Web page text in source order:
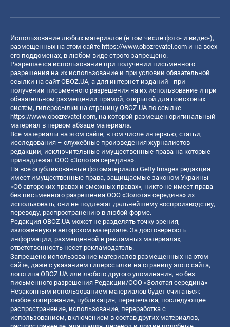
Использование любых материалов (в том числе фото- и видео-),
размещенных на этом сайте https://www.obozrevatel.com и на всех
его поддоменах, в любом виде строго запрещено.
Разрешается использование при получении письменного
разрешения на их использование и при условии обязательной
ссылки на сайт OBOZ.UA, а для интернет-изданий - при
получении письменного разрешения на их использование и при
обязательном размещении прямой, открытой для поисковых
систем, гиперссылки на страницу OBOZ.UA по ссылке
https://www.obozrevatel.com, на которой размещен оригинальный
материал в первом абзаце материала.
Все материалы на этом сайте, в том числе интервью, статьи,
исследования – служебные произведения журналистов
редакции, исключительные имущественные права на которые
принадлежат ООО «Золотая середина».
На все опубликованные фотоматериалы Getty Images редакция
имеет имущественные права, защищаемые законом Украины
«Об авторских правах и смежных правах», никто не имеет права
без письменного разрешения ООО «Золотая середина» их
использовать, они не подлежат дальнейшему воспроизводству,
переводу, распространению в любой форме.
Редакция OBOZ.UA может не разделять точку зрения,
изложенную в авторском материале. За достоверность
информации, размещенной в рекламных материалах,
ответственность несет рекламодатель.
Запрещено использование материалов размещенных на этом
сайте, даже с указанием гиперссылки на страницу этого сайта,
логотипа OBOZ.UA или любого другого упоминания, но без
письменного разрешения Редакции/ООО «Золотая середина»
Незаконным использованием материалов будет считаться:
любое копирование, публикация, перепечатка, последующее
распространение, использование, переработка с
использованием, включением в состав других материалов,